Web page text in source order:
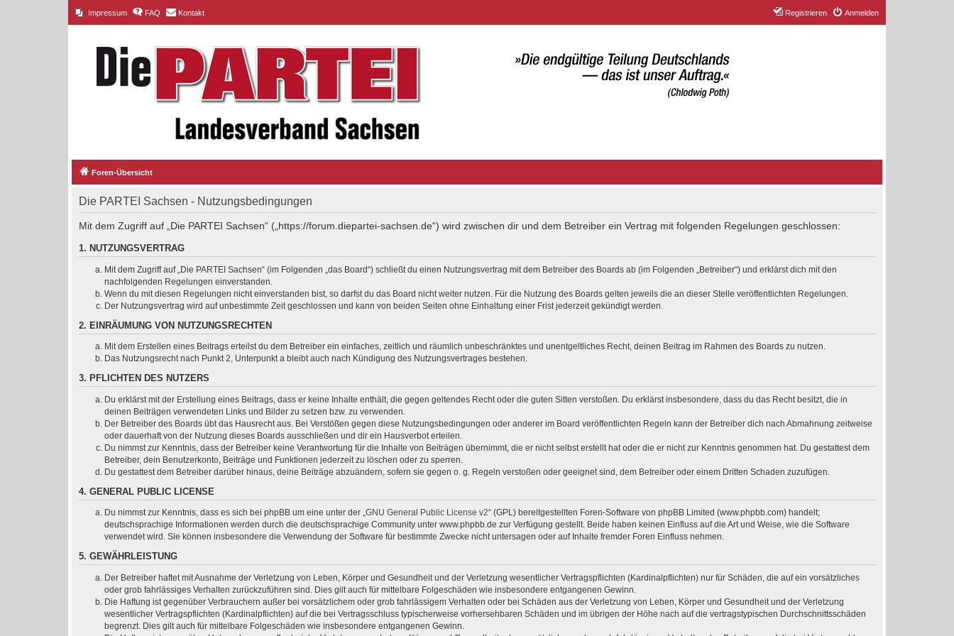
Impressum FAQ Kontakt Anmelden
Registrieren
Foren-Übersicht
Die PARTEI Sachsen - Nutzungsbedingungen
Mit dem Zugriff auf „Die PARTEI Sachsen“ („https://forum.diepartei-sachsen.de“) wird zwischen dir und dem Betreiber ein Vertrag mit folgenden Regelungen geschlossen:
1. NUTZUNGSVERTRAG
Mit dem Zugriff auf „Die PARTEI Sachsen“ (im Folgenden „das Board“) schließt du einen Nutzungsvertrag mit dem Betreiber des Boards ab (im Folgenden „Betreiber“) und erklärst dich mit den
nachfolgenden Regelungen einverstanden.
Wenn du mit diesen Regelungen nicht einverstanden bist, so darfst du das Board nicht weiter nutzen. Für die Nutzung des Boards gelten jeweils die an dieser Stelle veröffentlichten Regelungen.
Der Nutzungsvertrag wird auf unbestimmte Zeit geschlossen und kann von beiden Seiten ohne Einhaltung einer Frist jederzeit gekündigt werden.
2. EINRÄUMUNG VON NUTZUNGSRECHTEN
Mit dem Erstellen eines Beitrags erteilst du dem Betreiber ein einfaches, zeitlich und räumlich unbeschränktes und unentgeltliches Recht, deinen Beitrag im Rahmen des Boards zu nutzen.
Das Nutzungsrecht nach Punkt 2, Unterpunkt a bleibt auch nach Kündigung des Nutzungsvertrages bestehen.
3. PFLICHTEN DES NUTZERS
Du erklärst mit der Erstellung eines Beitrags, dass er keine Inhalte enthält, die gegen geltendes Recht oder die guten Sitten verstoßen. Du erklärst insbesondere, dass du das Recht besitzt, die in
deinen Beiträgen verwendeten Links und Bilder zu setzen bzw. zu verwenden.
Der Betreiber des Boards übt das Hausrecht aus. Bei Verstößen gegen diese Nutzungsbedingungen oder anderer im Board veröffentlichten Regeln kann der Betreiber dich nach Abmahnung zeitweise
oder dauerhaft von der Nutzung dieses Boards ausschließen und dir ein Hausverbot erteilen.
Du nimmst zur Kenntnis, dass der Betreiber keine Verantwortung für die Inhalte von Beiträgen übernimmt, die er nicht selbst erstellt hat oder die er nicht zur Kenntnis genommen hat. Du gestattest dem
Betreiber, dein Benutzerkonto, Beiträge und Funktionen jederzeit zu löschen oder zu sperren.
Du gestattest dem Betreiber darüber hinaus, deine Beiträge abzuändern, sofern sie gegen o. g. Regeln verstoßen oder geeignet sind, dem Betreiber oder einem Dritten Schaden zuzufügen.
4. GENERAL PUBLIC LICENSE
Du nimmst zur Kenntnis, dass es sich bei phpBB um eine unter der „GNU General Public License v2“ (GPL) bereitgestellten Foren-Software von phpBB Limited (www.phpbb.com) handelt;
deutschsprachige Informationen werden durch die deutschsprachige Community unter www.phpbb.de zur Verfügung gestellt. Beide haben keinen Einfluss auf die Art und Weise, wie die Software
verwendet wird. Sie können insbesondere die Verwendung der Software für bestimmte Zwecke nicht untersagen oder auf Inhalte fremder Foren Einfluss nehmen.
5. GEWÄHRLEISTUNG
Der Betreiber haftet mit Ausnahme der Verletzung von Leben, Körper und Gesundheit und der Verletzung wesentlicher Vertragspflichten (Kardinalpflichten) nur für Schäden, die auf ein vorsätzliches
oder grob fahrlässiges Verhalten zurückzuführen sind. Dies gilt auch für mittelbare Folgeschäden wie insbesondere entgangenen Gewinn.
Die Haftung ist gegenüber Verbrauchern außer bei vorsätzlichem oder grob fahrlässigem Verhalten oder bei Schäden aus der Verletzung von Leben, Körper und Gesundheit und der Verletzung
wesentlicher Vertragspflichten (Kardinalpflichten) auf die bei Vertragsschluss typischerweise vorhersehbaren Schäden und im übrigen der Höhe nach auf die vertragstypischen Durchschnittsschäden
begrenzt. Dies gilt auch für mittelbare Folgeschäden wie insbesondere entgangenen Gewinn.